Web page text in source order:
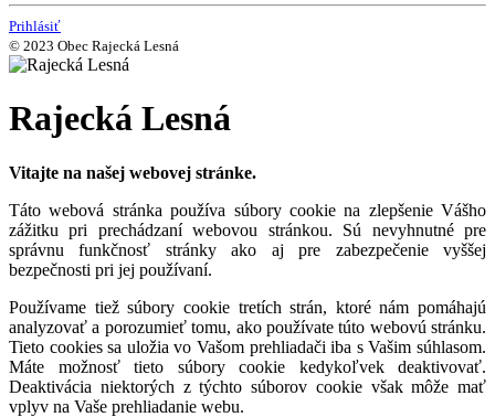
Prihlásiť
© 2023 Obec Rajecká Lesná
Rajecká Lesná
Vitajte na našej webovej stránke.
Táto webová stránka používa súbory cookie na zlepšenie Vášho
zážitku pri prechádzaní webovou stránkou. Sú nevyhnutné pre
správnu funkčnosť stránky ako aj pre zabezpečenie vyššej
bezpečnosti pri jej používaní.
Používame tiež súbory cookie tretích strán, ktoré nám pomáhajú
analyzovať a porozumieť tomu, ako používate túto webovú stránku.
Tieto cookies sa uložia vo Vašom prehliadači iba s Vašim súhlasom.
Máte možnosť tieto súbory cookie kedykoľvek deaktivovať.
Deaktivácia niektorých z týchto súborov cookie však môže mať
vplyv na Vaše prehliadanie webu.